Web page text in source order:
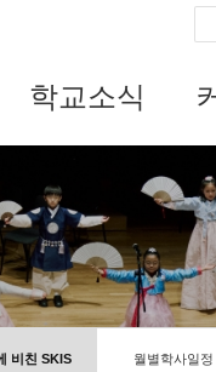
학교소식
비친 SKIS 월별학사일정